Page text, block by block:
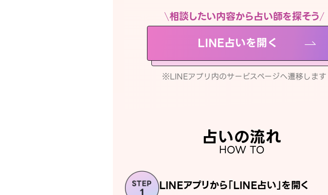
相談したい内容から占い師を探そう
LINE占いを開く
※LINEアプリ内のサービスページへ遷移します
占いの流れ
HOW TO
LINEアプリから「LINE占い」を開く